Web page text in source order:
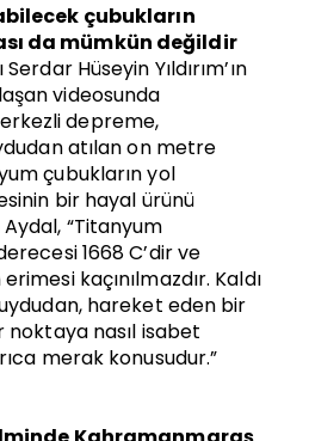
çubukların
da mümkün değildir
Hüseyin Yıldırım’ın
videosunda
depreme,
atılan on metre
çubukların yol
bir hayal ürünü
“Titanyum
1668 C’dir ve
kaçınılmazdır. Kaldı
hareket eden bir
noktaya nasıl isabet
merak konusudur.”